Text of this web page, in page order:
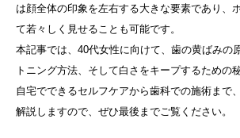
は顔全体の印象を左右する大きな要素であり、
て若々しく見せることも可能です。
本記事では、40代女性に向けて、歯の黄ばみの
トニング方法、そして白さをキープするための
自宅でできるセルフケアから歯科での施術まで
解説しますので、ぜひ最後までご覧ください。